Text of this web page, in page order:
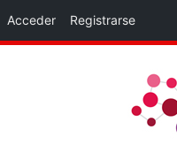
Acceder Registrarse